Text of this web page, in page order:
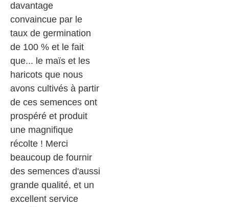
davantage
convaincue par le
taux de germination
de 100 % et le fait
que... le maïs et les
haricots que nous
avons cultivés à partir
de ces semences ont
prospéré et produit
une magnifique
récolte ! Merci
beaucoup de fournir
des semences d'aussi
grande qualité, et un
excellent service